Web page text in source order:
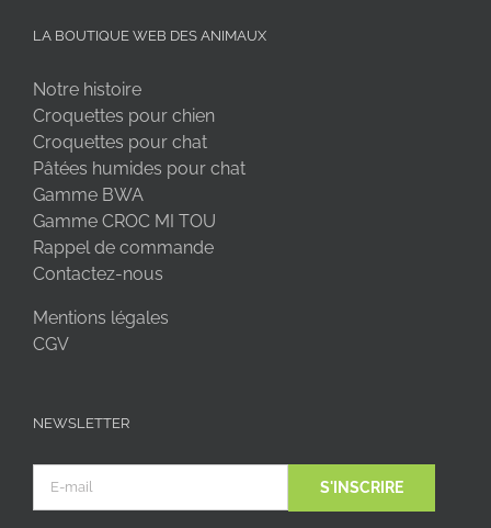
LA BOUTIQUE WEB DES ANIMAUX
Notre histoire
Croquettes pour chien
Croquettes pour chat
Pâtées humides pour chat
Gamme BWA
Gamme CROC MI TOU
Rappel de commande
Contactez-nous
Mentions légales
CGV
NEWSLETTER